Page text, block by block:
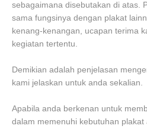
sebagaimana disebutakan di atas.
sama fungsinya dengan plakat
kenang-kenangan, ucapan terima
kegiatan tertentu.
Demikian adalah penjelasan
kami jelaskan untuk anda sekalian.
Apabila anda berkenan untuk
dalam memenuhi kebutuhan